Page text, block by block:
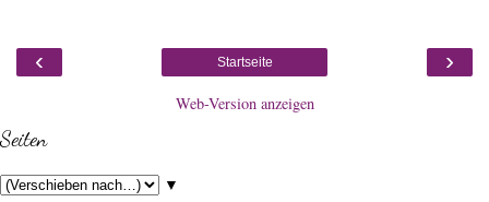
‹ ›
Startseite
Web-Version anzeigen
Seiten
▼